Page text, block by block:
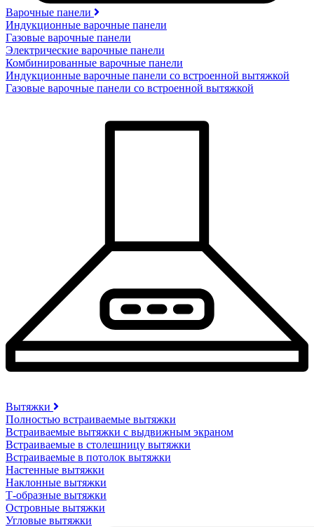
Варочные панели
Индукционные варочные панели
Газовые варочные панели
Электрические варочные панели
Комбинированные варочные панели
Индукционные варочные панели со встроенной вытяжкой
Газовые варочные панели со встроенной вытяжкой
Вытяжки
Полностью встраиваемые вытяжки
Встраиваемые вытяжки с выдвижным экраном
Встраиваемые в столешницу вытяжки
Встраиваемые в потолок вытяжки
Настенные вытяжки
Наклонные вытяжки
Т-образные вытяжки
Островные вытяжки
Угловые вытяжки